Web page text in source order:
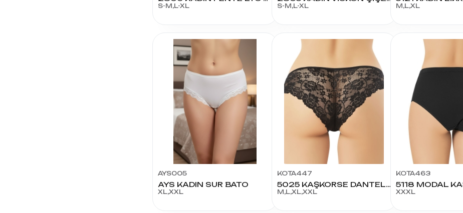
S-M,L-XL S-M,L-XL M,L,XL
AYS005
AYS KADIN SUR BATO
XL,XXL
KOTA447
5025 KAŞKORSE DANTELLİ BİKİNİ
M,L,XL,XXL
KOTA463
XXXL